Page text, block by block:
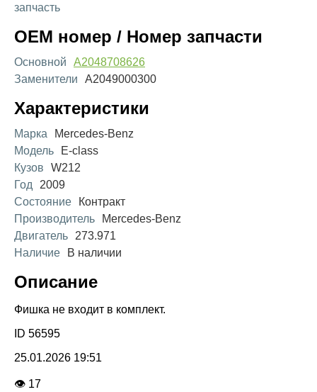
запчасть
OEM номер / Номер запчасти
Основной
A2048708626
Заменители
A2049000300
Характеристики
Марка
Mercedes-Benz
Модель
E-class
Кузов
W212
Год
2009
Состояние
Контракт
Производитель
Mercedes-Benz
Двигатель
273.971
Наличие
В наличии
Описание
Фишка не входит в комплект.
ID 56595
25.01.2026 19:51
👁 17